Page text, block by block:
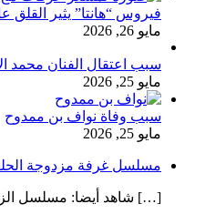
فيروس “هانتا” يثير القلق
مايو 26, 2026
سبب اعتقال الفنان محمد
مايو 25, 2026
سبب وفاة نواف بن ممدوح
مايو 25, 2026
مسلسل غرفة مزدوجة الحلقة 7 - آخر
[…] شاهد أيضا: مسلسل الزوجة